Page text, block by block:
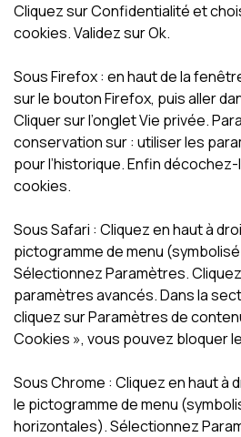
Cliquez sur Confidentialité et
cookies. Validez sur Ok.
Sous Firefox : en haut de la
sur le bouton Firefox, puis aller
Cliquer sur l’onglet Vie privée.
conservation sur : utiliser les
pour l’historique. Enfin
cookies.
Sous Safari : Cliquez en haut à
pictogramme de menu
Sélectionnez Paramètres.
paramètres avancés. Dans la
cliquez sur Paramètres de
Cookies », vous pouvez bloquer
Sous Chrome : Cliquez en haut à
le pictogramme de menu
horizontales). Sélectionnez